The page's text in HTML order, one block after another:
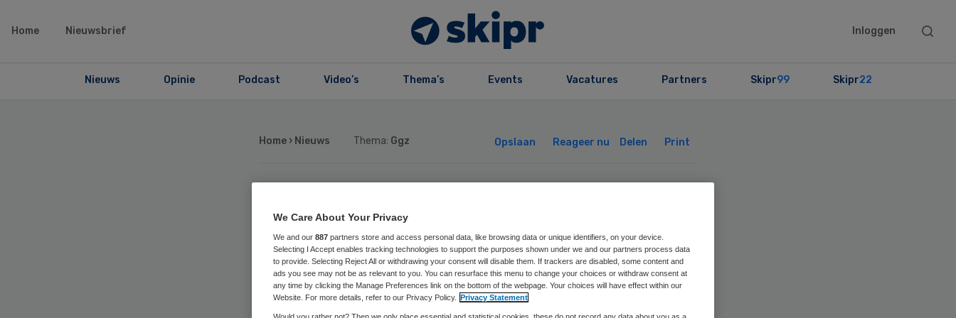
Home Nieuwsbrief Inloggen
Search
Nieuws Opinie Podcast Video’s Thema’s Events Vacatures Partners Skipr99 Skipr22
Home › Nieuws Thema: Ggz Opslaan Reageer nu Delen Print
GGZ Drenthe lanceert
NaastenApp
We Care About Your Privacy
We and our 887 partners store and access personal data, like browsing data or unique identifiers, on your device.
Selecting I Accept enables tracking technologies to support the purposes shown under we and our partners process data
to provide. Selecting Reject All or withdrawing your consent will disable them. If trackers are disabled, some content and
ads you see may not be as relevant to you. You can resurface this menu to change your choices or withdraw consent at
any time by clicking the Manage Preferences link on the bottom of the webpage. Your choices will have effect within our
Website. For more details, refer to our Privacy Policy. Privacy Statement